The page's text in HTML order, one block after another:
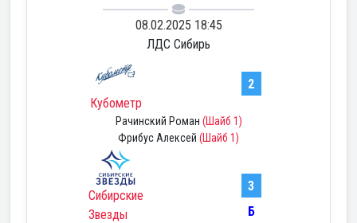
Кубометр
2
Рачинский Роман (Шайб 1)
Фрибус Алексей (Шайб 1)
08.02.2025 18:45
ЛДС Сибирь
3
Б
Сибирские
Звезды